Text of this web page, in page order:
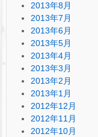
2013年8月
2013年7月
2013年6月
2013年5月
2013年4月
2013年3月
2013年2月
2013年1月
2012年12月
2012年11月
2012年10月